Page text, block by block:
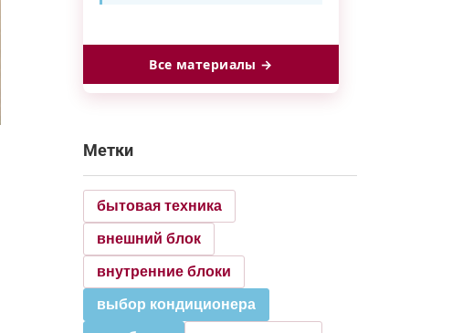
Все материалы →
Метки
бытовая техника
внешний блок
внутренние блоки
выбор кондиционера